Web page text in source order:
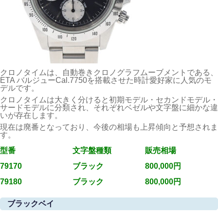
クロノタイムは、
自動巻きクロノグラフムーブメントである、
ETA バルジューCal.7750を搭載させた時計愛好家に人気のモ
デルです。
クロノタイムは大きく分けると初期モデル・セカンドモデル・
サードモデルに分類され、それぞれベゼルや文字盤に細かな違
いが存在します。
現在は廃番となっており、今後の相場も上昇傾向と予想されま
す。
型番
文字盤種類
販売相場
79170
ブラック
800,000円
79180
ブラック 800,000円
ブラックベイ